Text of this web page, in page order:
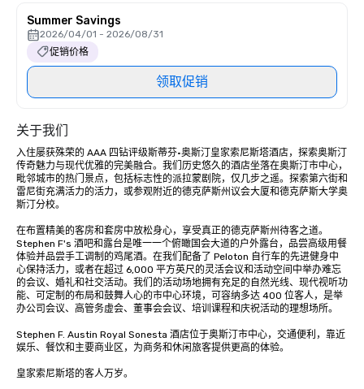
Summer Savings
2026/04/01 - 2026/08/31
促销价格
领取促销
关于我们
入住屡获殊荣的 AAA 四钻评级斯蒂芬·奥斯汀皇家索尼斯塔酒店，探索奥斯汀
传奇魅力与现代优雅的完美融合。我们历史悠久的酒店坐落在奥斯汀市中心，
毗邻城市的热门景点，包括标志性的派拉蒙剧院，仅几步之遥。探索第六街和
雷尼街充满活力的活力，或参观附近的德克萨斯州议会大厦和德克萨斯大学奥
斯汀分校。
在布置精美的客房和套房中放松身心，享受真正的德克萨斯州待客之道。
Stephen F's 酒吧和露台是唯一一个俯瞰国会大道的户外露台，品尝高级用餐
体验并品尝手工调制的鸡尾酒。在我们配备了 Peloton 自行车的先进健身中
心保持活力，或者在超过 6,000 平方英尺的灵活会议和活动空间中举办难忘
的会议、婚礼和社交活动。我们的活动场地拥有充足的自然光线、现代视听功
能、可定制的布局和鼓舞人心的市中心环境，可容纳多达 400 位客人，是举
办公司会议、高管务虚会、董事会会议、培训课程和庆祝活动的理想场所。
Stephen F. Austin Royal Sonesta 酒店位于奥斯汀市中心，交通便利，靠近
娱乐、餐饮和主要商业区，为商务和休闲旅客提供更高的体验。
皇家索尼斯塔的客人万岁。